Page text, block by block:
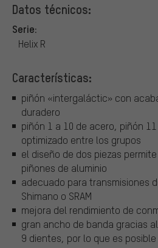
Datos técnicos:
Serie:
Helix R
Características:
piñón «intergaláctic» con
duradero
piñón 1 a 10 de acero, piñón
optimizado entre los grupos
el diseño de dos piezas
piñones de aluminio
adecuado para transmisiones
Shimano o SRAM
mejora del rendimiento de
gran ancho de banda gracias
9 dientes, por lo que es